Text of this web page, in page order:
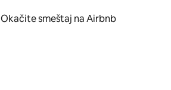
Okačite smeštaj na Airbnb